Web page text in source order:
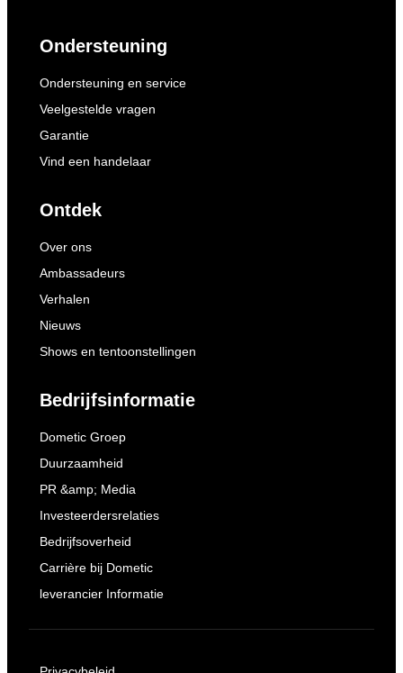
Ondersteuning
Ondersteuning en service
Veelgestelde vragen
Garantie
Vind een handelaar
Ontdek
Over ons
Ambassadeurs
Verhalen
Nieuws
Shows en tentoonstellingen
Bedrijfsinformatie
Dometic Groep
Duurzaamheid
PR &amp; Media
Investeerdersrelaties
Bedrijfsoverheid
Carrière bij Dometic
leverancier Informatie